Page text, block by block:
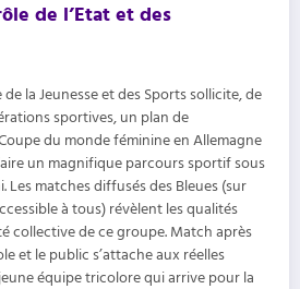
de l’Etat et des
la Jeunesse et des Sports sollicite, de
sportives, un plan de
du monde féminine en Allemagne
un magnifique parcours sportif sous
Les matches diffusés des Bleues (sur
à tous) révèlent les qualités
collective de ce groupe. Match après
et le public s’attache aux réelles
équipe tricolore qui arrive pour la